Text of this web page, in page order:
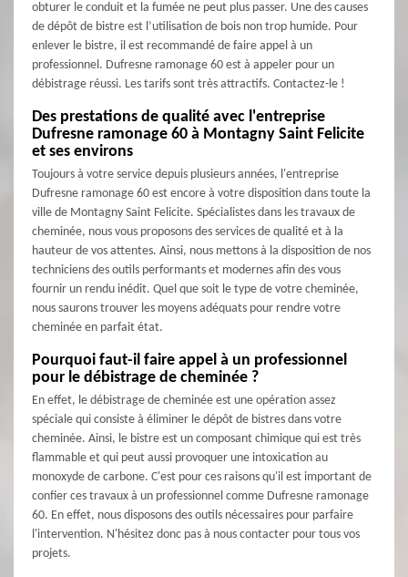
obturer le conduit et la fumée ne peut plus passer. Une des causes
de dépôt de bistre est l’utilisation de bois non trop humide. Pour
enlever le bistre, il est recommandé de faire appel à un
professionnel. Dufresne ramonage 60 est à appeler pour un
débistrage réussi. Les tarifs sont très attractifs. Contactez-le !
Des prestations de qualité avec l'entreprise
Dufresne ramonage 60 à Montagny Saint Felicite
et ses environs
Toujours à votre service depuis plusieurs années, l'entreprise
Dufresne ramonage 60 est encore à votre disposition dans toute la
ville de Montagny Saint Felicite. Spécialistes dans les travaux de
cheminée, nous vous proposons des services de qualité et à la
hauteur de vos attentes. Ainsi, nous mettons à la disposition de nos
techniciens des outils performants et modernes afin des vous
fournir un rendu inédit. Quel que soit le type de votre cheminée,
nous saurons trouver les moyens adéquats pour rendre votre
cheminée en parfait état.
Pourquoi faut-il faire appel à un professionnel
pour le débistrage de cheminée ?
En effet, le débistrage de cheminée est une opération assez
spéciale qui consiste à éliminer le dépôt de bistres dans votre
cheminée. Ainsi, le bistre est un composant chimique qui est très
flammable et qui peut aussi provoquer une intoxication au
monoxyde de carbone. C'est pour ces raisons qu'il est important de
confier ces travaux à un professionnel comme Dufresne ramonage
60. En effet, nous disposons des outils nécessaires pour parfaire
l'intervention. N'hésitez donc pas à nous contacter pour tous vos
projets.